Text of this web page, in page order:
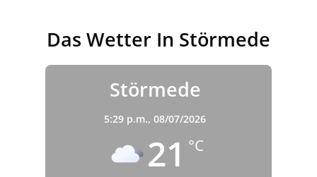
Das Wetter In Störmede
Störmede
5:29 p.m., 08/07/2026
21 °C